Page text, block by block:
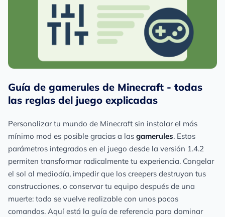
Guía de gamerules de Minecraft - todas
las reglas del juego explicadas
Personalizar tu mundo de Minecraft sin instalar el más
mínimo mod es posible gracias a las gamerules. Estos
parámetros integrados en el juego desde la versión 1.4.2
permiten transformar radicalmente tu experiencia. Congelar
el sol al mediodía, impedir que los creepers destruyan tus
construcciones, o conservar tu equipo después de una
muerte: todo se vuelve realizable con unos pocos
comandos. Aquí está la guía de referencia para dominar